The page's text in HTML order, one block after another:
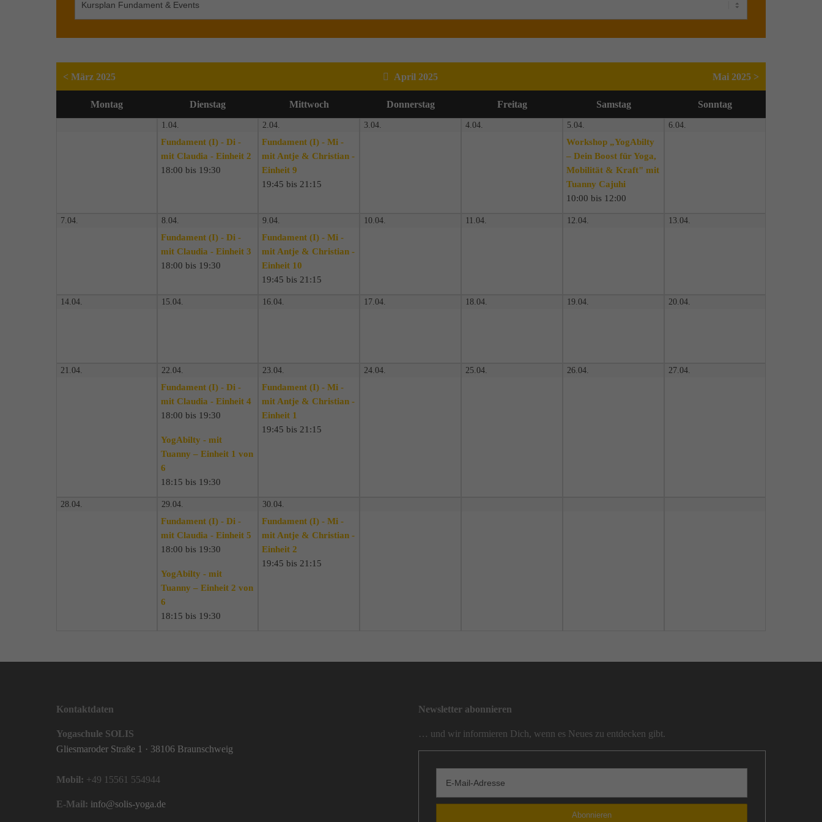
< März 2025 April 2025 Mai 2025 >
Montag Dienstag Mittwoch Donnerstag Freitag Samstag Sonntag
1.04.
Fundament (I) - Di -
mit Claudia - Einheit 2
18:00 bis 19:30
2.04.
Fundament (I) - Mi -
mit Antje & Christian -
Einheit 9
19:45 bis 21:15
3.04. 4.04. 5.04.
Workshop „YogAbilty
– Dein Boost für Yoga,
Mobilität & Kraft" mit
Tuanny Cajuhi
10:00 bis 12:00
6.04.
7.04. 8.04.
Fundament (I) - Di -
mit Claudia - Einheit 3
18:00 bis 19:30
9.04.
Fundament (I) - Mi -
mit Antje & Christian -
Einheit 10
19:45 bis 21:15
10.04. 11.04. 12.04. 13.04.
14.04. 15.04. 16.04. 17.04. 18.04. 19.04. 20.04.
21.04. 22.04.
Fundament (I) - Di -
mit Claudia - Einheit 4
18:00 bis 19:30
YogAbilty - mit
Tuanny – Einheit 1 von
6
18:15 bis 19:30
23.04.
Fundament (I) - Mi -
mit Antje & Christian -
Einheit 1
19:45 bis 21:15
24.04. 25.04. 26.04. 27.04.
28.04. 29.04.
Fundament (I) - Di -
mit Claudia - Einheit 5
18:00 bis 19:30
YogAbilty - mit
Tuanny – Einheit 2 von
6
18:15 bis 19:30
30.04.
Fundament (I) - Mi -
mit Antje & Christian -
Einheit 2
19:45 bis 21:15
Kontaktdaten
Yogaschule SOLIS
Gliesmaroder Straße 1 · 38106 Braunschweig
Mobil: +49 15561 554944
E-Mail: info@solis-yoga.de
Newsletter abonnieren
… und wir informieren Dich, wenn es Neues zu entdecken gibt.